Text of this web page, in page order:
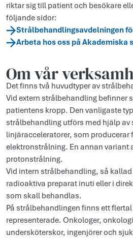
riktar sig till patient och besökare
följande sidor:
Strålbehandlingsavdelningen
Arbeta hos oss på Akademiska
Om vår
Det finns två huvudtyper av
Vid extern strålbehandling befinner
patientens kropp. Den vanligaste
strålbehandling utförs med hjälp av
linjäracceleratorer, som producerar
elektronstrålning. En annan variant
protonstrålning.
Vid intern strålbehandling, så
radioaktiva preparat inuti eller i
som skall behandlas.
På strålbehandlingen finns ett
representerade. Onkologer,
undersköterskor, ingenjörer och